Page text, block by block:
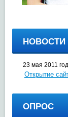
НОВОСТИ
23 мая 2011 год
Открытие
ОПРОС